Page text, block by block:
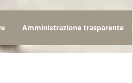
Amministrazione trasparente